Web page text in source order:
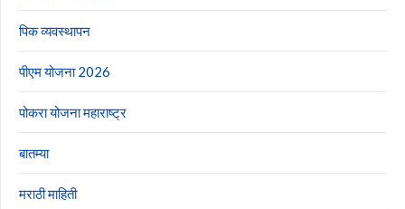
पिक व्यवस्थापन
पीएम योजना 2026
पोकरा योजना महाराष्ट्र
बातम्या
मराठी माहिती